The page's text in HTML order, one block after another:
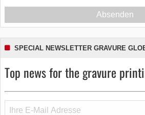
Absenden
SPECIAL NEWSLETTER GRAVURE
Top news for the gravure